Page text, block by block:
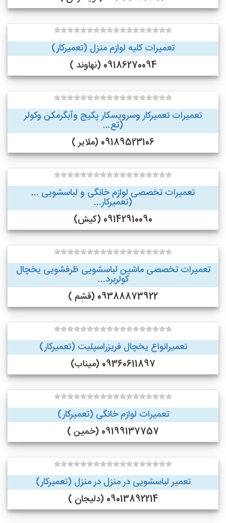
تعمیرات کلیه لوازم منزل (تعمیرکار)
09186270094 (نهاوند )
تعمیرات تعمیرکار وسرویسکار پکیج وآبگرمکن وکولر
(تع...
09189523106 (ملایر )
تعمیرات تخصصی لوازم خانگی و لباسشویی ...
(تعمیرکار...
09142910090 (کیش)
تعمیرات تخصصی ماشین لباسشویی ظرفشویی یخچال
کولربرد...
09388873922 (قشم )
تعمیرانواع یخچال فریزراسپلیت (تعمیرکار)
09360611897 (میناب)
تعمیرات لوازم خانگی (تعمیرکار)
09199137757 (خمین )
تعمیر لباسشویی در منزل در منزل (تعمیرکار)
09013892214 (دلیجان )